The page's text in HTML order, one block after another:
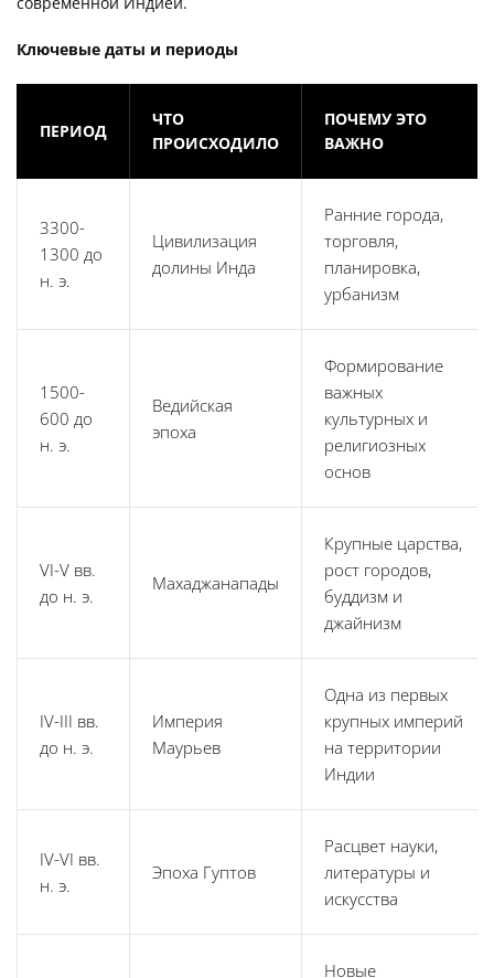
Ключевые даты и периоды
ПЕРИОД
ЧТО
ПРОИСХОДИЛО
ПОЧЕМУ ЭТО
ВАЖНО
3300-
1300 до
н. э.
Цивилизация
долины Инда
Ранние города,
торговля,
планировка,
урбанизм
1500-
600 до
н. э.
Ведийская
эпоха
Формирование
важных
культурных и
религиозных
основ
VI-V вв.
до н. э.
Махаджанапады
Крупные царства,
рост городов,
буддизм и
джайнизм
IV-III вв.
до н. э.
Империя
Маурьев
Одна из первых
крупных империй
на территории
Индии
IV-VI вв.
н. э.
Эпоха Гуптов
Расцвет науки,
литературы и
искусства
Новые